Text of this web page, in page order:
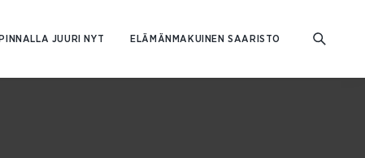
PINNALLA JUURI NYT ELÄMÄNMAKUINEN SAARISTO